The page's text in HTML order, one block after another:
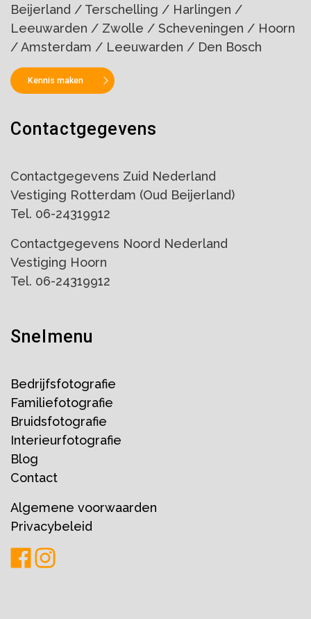
Beijerland / Terschelling / Harlingen /
Leeuwarden / Zwolle / Scheveningen / Hoorn
/ Amsterdam / Leeuwarden / Den Bosch
Kennis maken
Contactgegevens
Contactgegevens Zuid Nederland
Vestiging Rotterdam (Oud Beijerland)
Tel. 06-24319912
Contactgegevens Noord Nederland
Vestiging Hoorn
Tel. 06-24319912
Snelmenu
Bedrijfsfotografie
Familiefotografie
Bruidsfotografie
Interieurfotografie
Blog
Contact
Algemene voorwaarden
Privacybeleid